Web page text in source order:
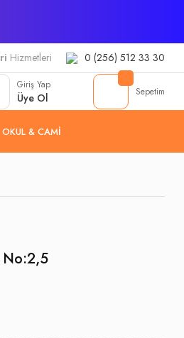
Hizmetleri 0 (256) 512 33 30
Giriş Yap
Üye Ol Sepetim
OKUL & CAMI
No:2,5